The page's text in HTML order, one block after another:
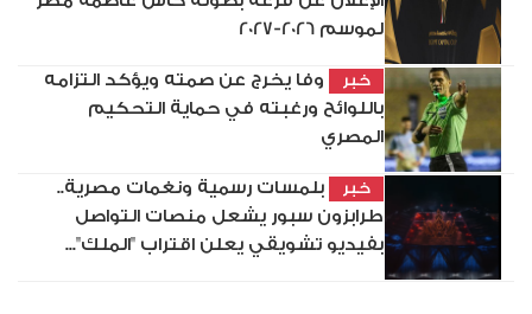
لموسم 2026-2027
خبر
وفا يخرج عن صمته ويؤكد التزامه
باللوائح ورغبته في حماية التحكيم
المصري
خبر
بلمسات رسمية ونغمات مصرية..
طرابزون سبور يشعل منصات التواصل
بفيديو تشويقي يعلن اقتراب "الملك"...